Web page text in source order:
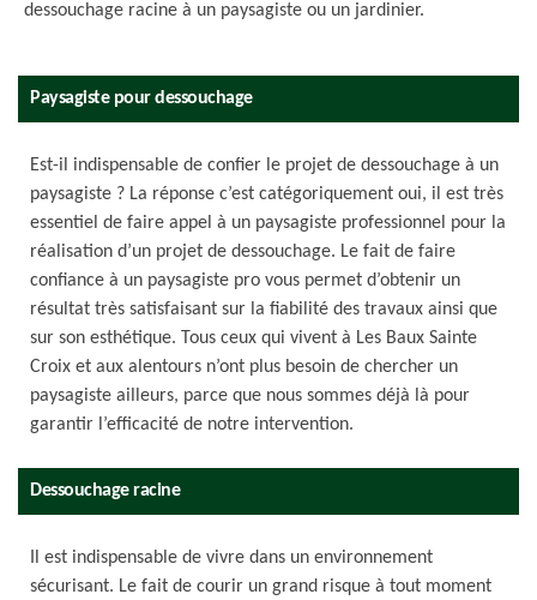
dessouchage racine à un paysagiste ou un jardinier.
Paysagiste pour dessouchage
Est-il indispensable de confier le projet de dessouchage à un
paysagiste ? La réponse c’est catégoriquement oui, il est très
essentiel de faire appel à un paysagiste professionnel pour la
réalisation d’un projet de dessouchage. Le fait de faire
confiance à un paysagiste pro vous permet d’obtenir un
résultat très satisfaisant sur la fiabilité des travaux ainsi que
sur son esthétique. Tous ceux qui vivent à Les Baux Sainte
Croix et aux alentours n’ont plus besoin de chercher un
paysagiste ailleurs, parce que nous sommes déjà là pour
garantir l’efficacité de notre intervention.
Dessouchage racine
Il est indispensable de vivre dans un environnement
sécurisant. Le fait de courir un grand risque à tout moment